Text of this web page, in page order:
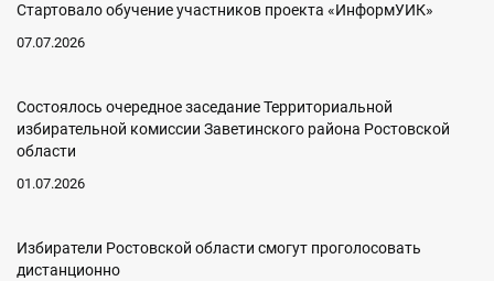
Стартовало обучение участников проекта «ИнформУИК»
07.07.2026
Состоялось очередное заседание Территориальной
избирательной комиссии Заветинского района Ростовской
области
01.07.2026
Избиратели Ростовской области смогут проголосовать
дистанционно